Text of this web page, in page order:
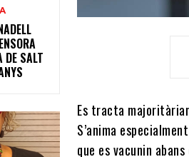
DE SALT
Es tracta
S’anima
que es vacunin